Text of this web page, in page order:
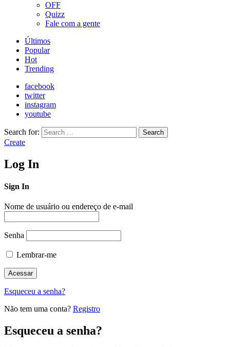
OFF
Quizz
Fale com a gente
Últimos
Popular
Hot
Trending
facebook
twitter
instagram
youtube
Search for: Search
Create
Log In
Sign In
Nome de usuário ou endereço de e-mail
Senha
Lembrar-me
Esqueceu a senha?
Não tem uma conta? Registro
Esqueceu a senha?